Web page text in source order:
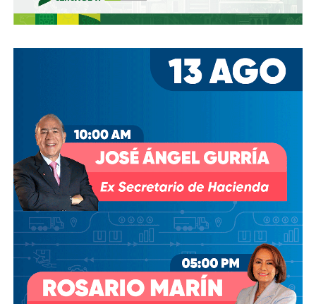
grado que cuando en 2024 este último dio un paso al
costado de la presidencia de Grupo Televisa en medio de
de la FIFA para asegurar los derechos del Mundial, fueron
ellos dos quienes asumieron el puesto de Co-
s.
Su relación con Martínez no se limita a Empresas ICA,
pues desde octubre de 2024 (justo unos días antes del
cambio en la presidencia) el oriundo de Monterreyha